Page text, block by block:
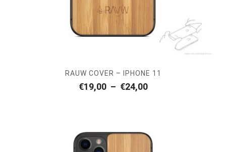
RAUW COVER – IPHONE 11
€19,00 – €24,00Plage